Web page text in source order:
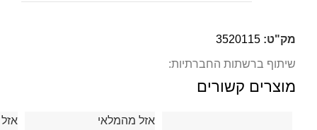
מק"ט: 3520115
שיתוף ברשתות החברתיות:
מוצרים קשורים
אזל מהמלאי